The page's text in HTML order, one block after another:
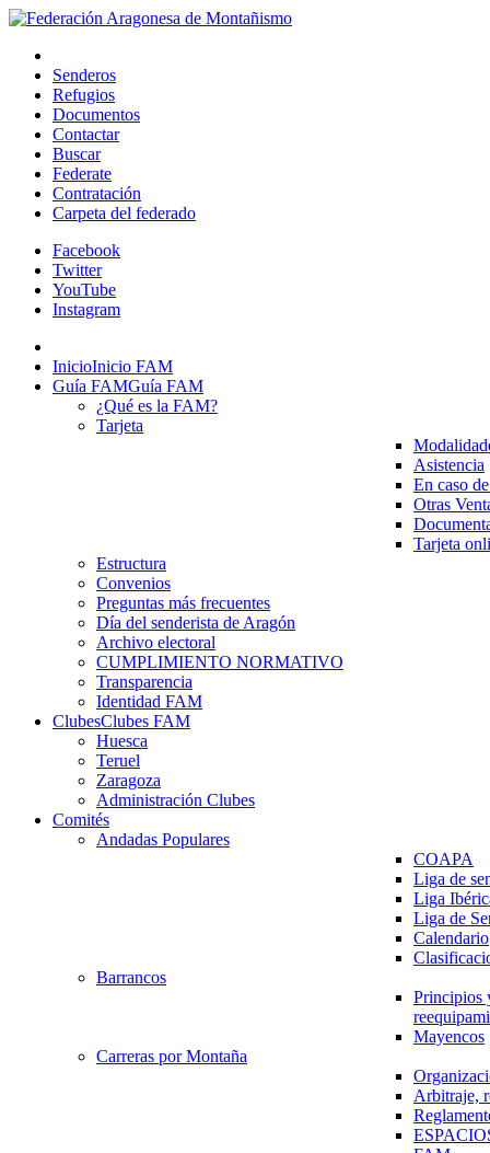
Senderos
Refugios
Documentos
Contactar
Buscar
Federate
Contratación
Carpeta del federado
Facebook
Twitter
YouTube
Instagram
InicioInicio FAM
Guía FAMGuía FAM
¿Qué es la FAM?
Tarjeta
Asistencia
En caso
Otras
Tarjeta
Estructura
Convenios
Preguntas más frecuentes
Día del senderista de Aragón
Archivo electoral
CUMPLIMIENTO NORMATIVO
Transparencia
Identidad FAM
ClubesClubes FAM
Huesca
Teruel
Zaragoza
Administración Clubes
Comités
Andadas Populares
COAPA
Liga de
Liga
Liga de
Calendario
Barrancos
Principios
Mayencos
Carreras por Montaña
Arbitraje,